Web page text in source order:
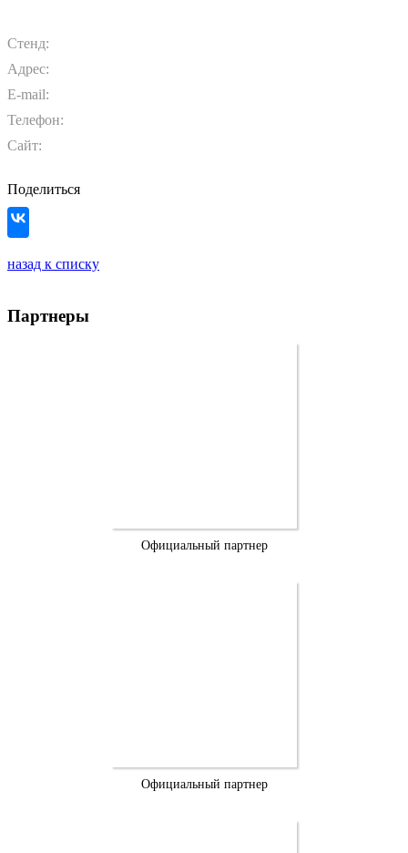
Стенд:
Адрес:
E-mail:
Телефон:
Сайт:
Поделиться
назад к списку
Партнеры
Официальный партнер
Официальный партнер